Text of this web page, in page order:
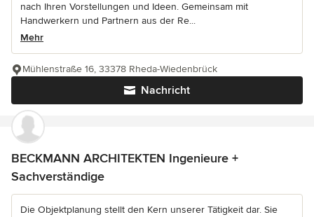
nach Ihren Vorstellungen und Ideen. Gemeinsam mit
Handwerkern und Partnern aus der Re...
Mehr
Nachricht
Mühlenstraße 16, 33378 Rheda-Wiedenbrück
BECKMANN ARCHITEKTEN Ingenieure +
Sachverständige
Die Objektplanung stellt den Kern unserer Tätigkeit dar. Sie